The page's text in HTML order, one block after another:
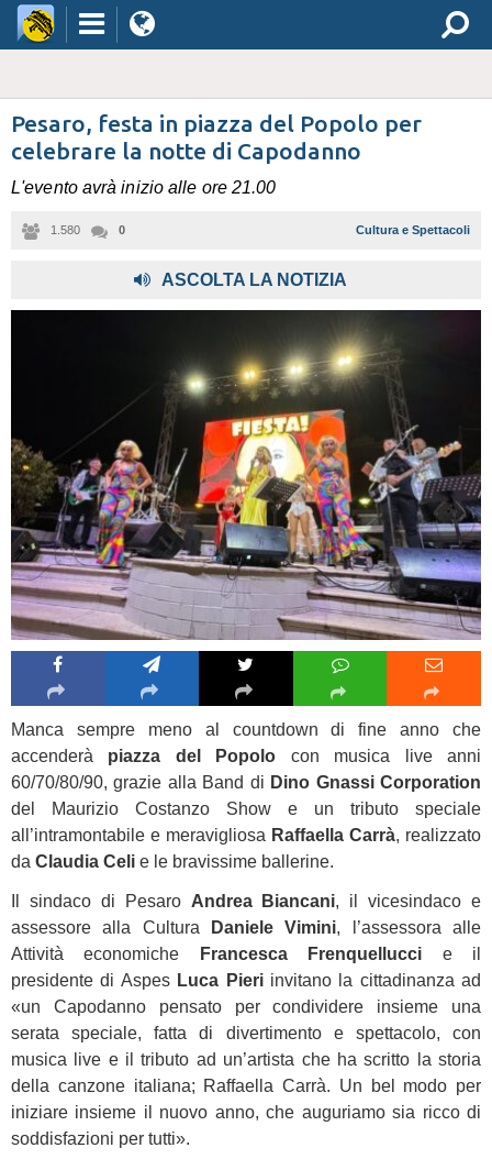
Pesaro, festa in piazza del Popolo per
celebrare la notte di Capodanno
L'evento avrà inizio alle ore 21.00
1.580 0 Cultura e Spettacoli
ASCOLTA LA NOTIZIA
Manca sempre meno al countdown di fine anno che
accenderà piazza del Popolo con musica live anni
60/70/80/90, grazie alla Band di Dino Gnassi Corporation
del Maurizio Costanzo Show e un tributo speciale
all’intramontabile e meravigliosa Raffaella Carrà, realizzato
da Claudia Celi e le bravissime ballerine.
Il sindaco di Pesaro Andrea Biancani, il vicesindaco e
assessore alla Cultura
Daniele Vimini, l’assessora alle
Attività economiche
Francesca Frenquellucci e il
presidente di Aspes Luca Pieriinvitano la cittadinanza ad
«un Capodanno pensato per condividere insieme una
serata speciale, fatta di divertimento e spettacolo, con
musica live e il tributo ad un’artista che ha scritto la storia
della canzone italiana; Raffaella Carrà. Un bel modo per
iniziare insieme il nuovo anno, che auguriamo sia ricco di
soddisfazioni per tutti».